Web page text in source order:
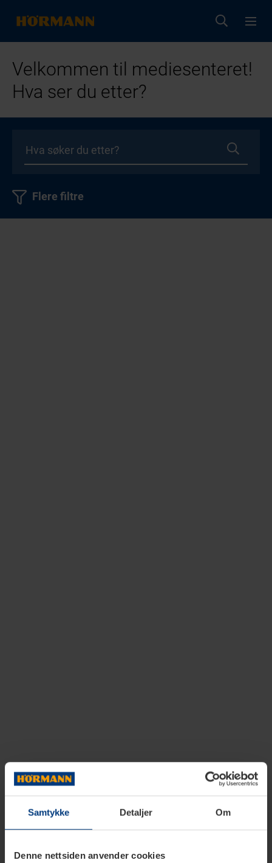
Samtykke Detaljer Om
Denne nettsiden anvender cookies
Velkommen til mediesenteret!
Hva ser du etter?
Flere filtre